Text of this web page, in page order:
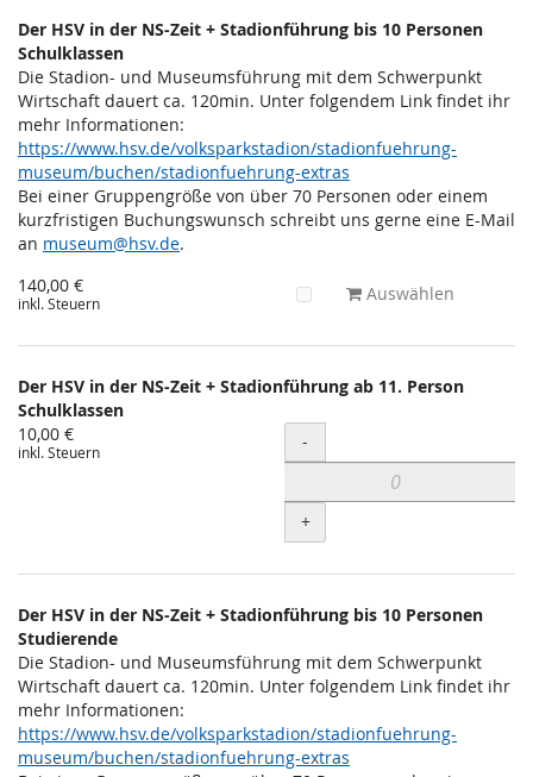
Der HSV in der NS-Zeit + Stadionführung bis 10 Personen
Schulklassen
Die Stadion- und Museumsführung mit dem Schwerpunkt
Wirtschaft dauert ca. 120min. Unter folgendem Link findet ihr
mehr Informationen:
https://www.hsv.de/volksparkstadion/stadionfuehrung-
museum/buchen/stadionfuehrung-extras
Bei einer Gruppengröße von über 70 Personen oder einem
kurzfristigen Buchungswunsch schreibt uns gerne eine E-Mail
an museum@hsv.de.
140,00 €
inkl. Steuern Auswählen
Der HSV in der NS-Zeit + Stadionführung ab 11. Person
Schulklassen
10,00 €
inkl. Steuern Menge
-
+
Der HSV in der NS-Zeit + Stadionführung bis 10 Personen
Studierende
Die Stadion- und Museumsführung mit dem Schwerpunkt
Wirtschaft dauert ca. 120min. Unter folgendem Link findet ihr
mehr Informationen:
https://www.hsv.de/volksparkstadion/stadionfuehrung-
museum/buchen/stadionfuehrung-extras